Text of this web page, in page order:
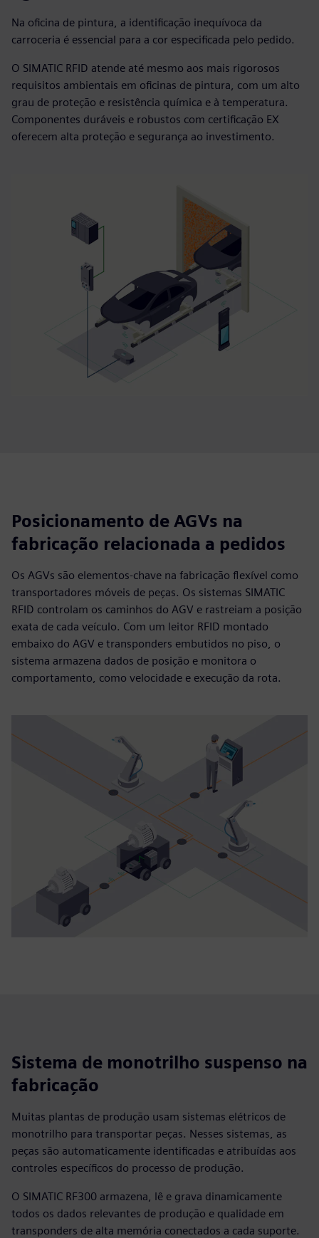
Na oficina de pintura, a identificação inequívoca da
carroceria é essencial para a cor especificada pelo pedido.
O SIMATIC RFID atende até mesmo aos mais rigorosos
requisitos ambientais em oficinas de pintura, com um alto
grau de proteção e resistência química e à temperatura.
Componentes duráveis e robustos com certificação EX
oferecem alta proteção e segurança ao investimento.
Posicionamento de AGVs na
fabricação relacionada a pedidos
Os AGVs são elementos-chave na fabricação flexível como
transportadores móveis de peças. Os sistemas SIMATIC
RFID controlam os caminhos do AGV e rastreiam a posição
exata de cada veículo. Com um leitor RFID montado
embaixo do AGV e transponders embutidos no piso, o
sistema armazena dados de posição e monitora o
comportamento, como velocidade e execução da rota.
Sistema de monotrilho suspenso na
fabricação
Muitas plantas de produção usam sistemas elétricos de
monotrilho para transportar peças. Nesses sistemas, as
peças são automaticamente identificadas e atribuídas aos
controles específicos do processo de produção.
O SIMATIC RF300 armazena, lê e grava dinamicamente
todos os dados relevantes de produção e qualidade em
transponders de alta memória conectados a cada suporte.